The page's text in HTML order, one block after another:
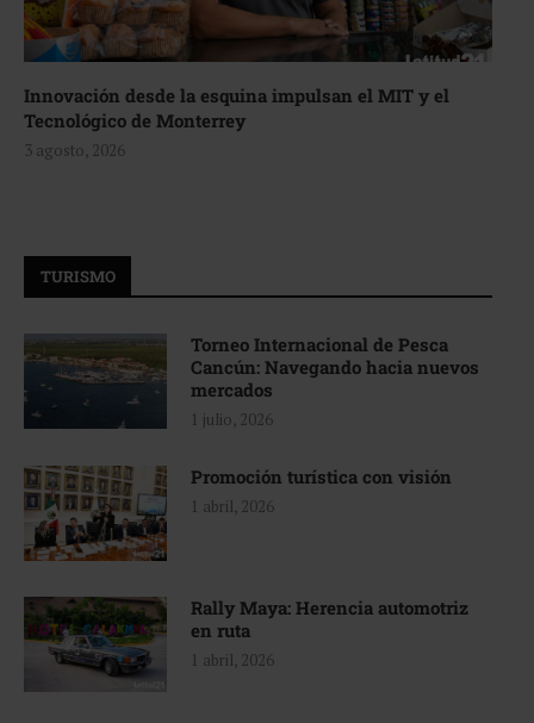
Innovación desde la esquina impulsan el MIT y el
Tecnológico de Monterrey
3 agosto, 2026
TURISMO
Torneo Internacional de Pesca
Cancún: Navegando hacia nuevos
mercados
1 julio, 2026
Promoción turística con visión
1 abril, 2026
Rally Maya: Herencia automotriz
en ruta
1 abril, 2026